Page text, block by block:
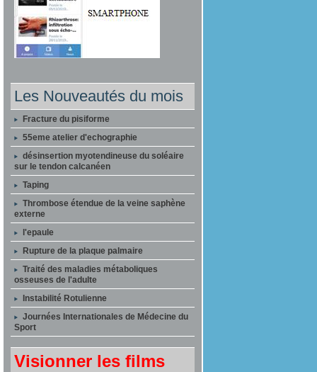
Les Nouveautés du mois
Fracture du pisiforme
55eme atelier d'echographie
désinsertion myotendineuse du soléaire
sur le tendon calcanéen
Taping
Thrombose étendue de la veine saphène
externe
l'epaule
Rupture de la plaque palmaire
Traité des maladies métaboliques
osseuses de l'adulte
Instabilité Rotulienne
Journées Internationales de Médecine du
Sport
Visionner les films